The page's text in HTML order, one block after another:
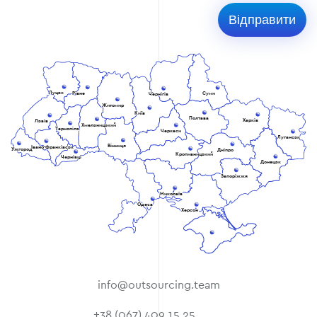
Львів
Луцьк Рівне
Вінниця
Хмельницький
Житомир
Чернівці
УжгородІвано-Франківськ
Тернопіль
Київ
Чернігів Суми
Полтава Харків
Луганськ
Донецьк
Дніпро
Черкаси
Кропивницький
Одеса
Запоріжжя
Херсон
Миколаїв
info@outsourcing.team